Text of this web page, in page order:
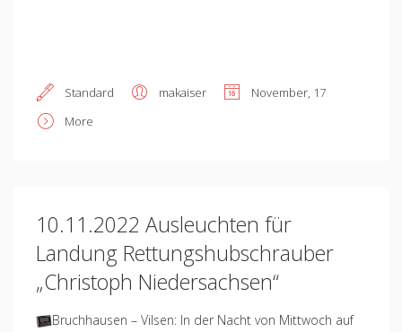
Standard makaiser
November, 17
More
10.11.2022 Ausleuchten für
Landung Rettungshubschrauber
„Christoph Niedersachsen“
Bruchhausen – Vilsen: In der Nacht von Mittwoch auf